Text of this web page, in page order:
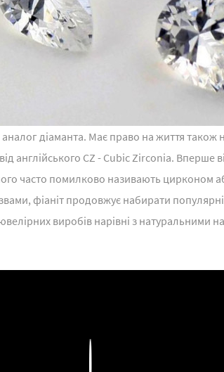
діаманта. Має право на життя також
англійського CZ - Cubic Zirconia. Вперше
його часто помилково називають цирконом
фіаніт продовжує набирати
виробів нарівні з натуральними